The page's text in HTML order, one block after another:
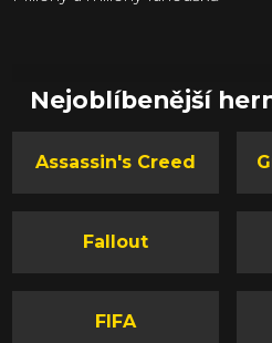
Nejoblíbenější
Assassin's Creed
Fallout
FIFA